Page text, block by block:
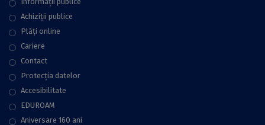
Achiziții publice
Plăţi online
Cariere
Contact
Protecţia datelor
Accesibilitate
EDUROAM
Aniversare 160 ani